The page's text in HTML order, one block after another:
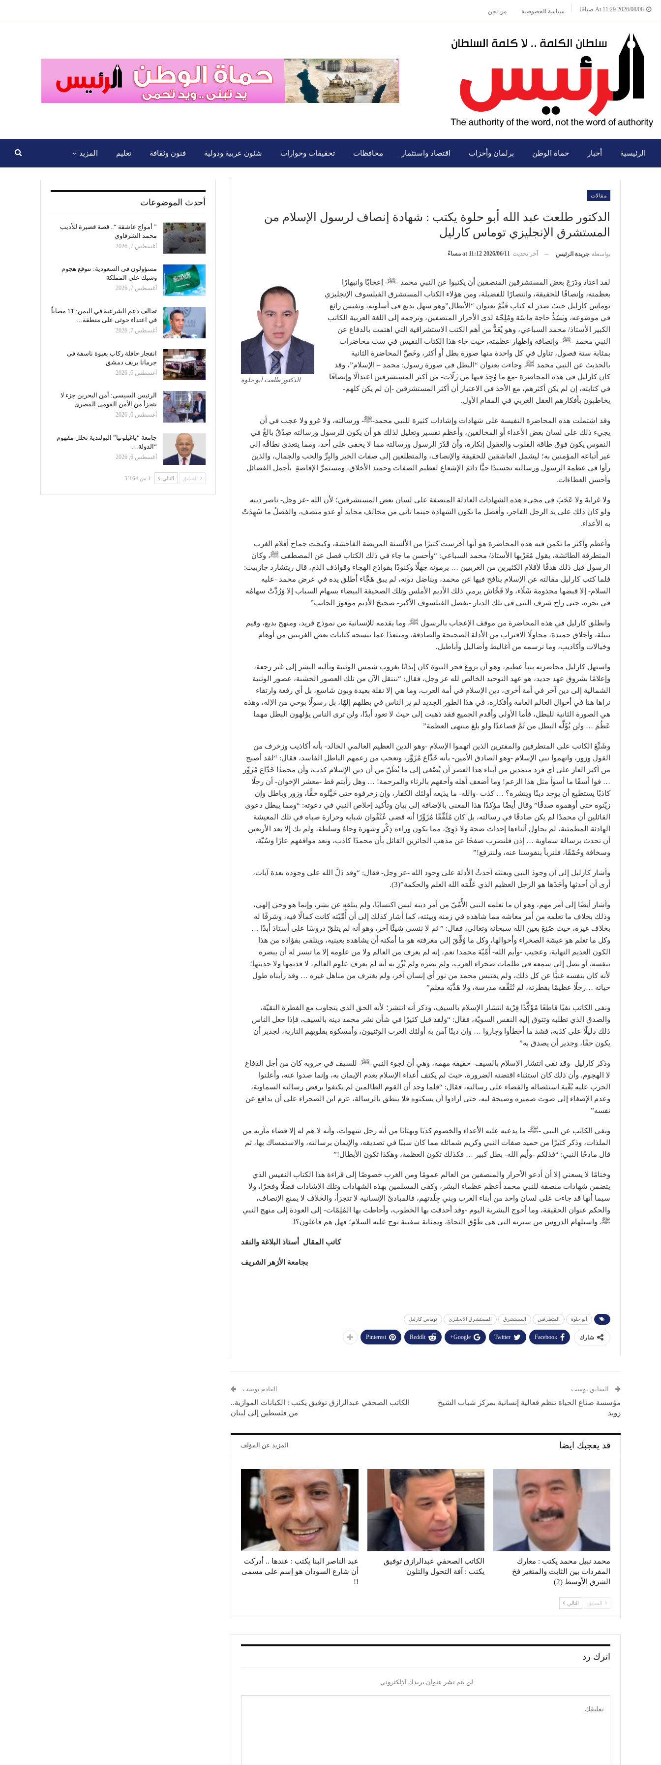
2026/08/08 At 11:29 صباحًا سياسة الخصوصية من نحن
الرئيسية أخبار حماة الوطن برلمان وأحزاب اقتصاد واستثمار محافظات تحقيقات وحوارات شئون عربية ودولية فنون وثقافة تعليم المزيد
مقالات
الدكتور طلعت عبد الله أبو حلوة يكتب : شهادة إنصاف لرسول الإسلام من
المستشرق الإنجليزي توماس كارليل
بواسطة جريدة الرئيس آخر تحديث 2026/06/11 at 11:12 مساءً
الدكتور طلعت أبو حلوة
لقد اعتاد ودَرَجَ بعض المستشرقين المنصفين أن يكتبوا عن النبي محمد -ﷺ- إعجابًا وانبهارًا
بعظمته، وإنصافًا للحقيقة، وانتصارًا للفضيلة، ومن هؤلاء الكتاب المستشرق الفيلسوف الإنجليزي
توماس كارليل حيث صدر له كتاب قَيِّمٌ بعنوان “الأبطال”وهو سهل بديع في أسلوبه، ونفيس رائع
في موضوعه، ويَسُدُّ حاجة ماسّة ومُلِحّة لدى الأحرار المنصفين، وترجمه إلى اللغة العربية الكاتب
الكبير الأستاذ/ محمد السباعي، وهو يُعَدُّ من أهم الكتب الاستشراقية التي اهتمت بالدفاع عن
النبي محمد -ﷺ- وإنصافه وإظهار عظمته، حيث جاء هذا الكتاب النفيس في ست محاضرات
بمثابة ستة فصول، تناول في كل واحدة منها صورة بطل أو أكثر، وخَصَّ المحاضرة الثانية
بالحديث عن النبي محمد ﷺ، وجاءت بعنوان “البطل في صورة رسول: محمد – الإسلام”، وقد
كان كارليل في هذه المحاضرة -مع ما وُجِدَ فيها من زَلّات- من أكثر المستشرقين اعتدالًا وإنصافًا
في كتابته، إن لم يكن أكثرهم، مع الأخذ في الاعتبار أن أكثر المستشرقين -إن لم يكن كلهم-
يخاطبون بأفكارهم العقل الغربي في المقام الأول.
وقد اشتملت هذه المحاضرة النفيسة على شهادات وإشادات كثيرة للنبي محمد-ﷺ- ورسالته، ولا غرو ولا عجب في أن
يجيء ذلك على لسان بعض الأعداء أو المخالفين، وأعظم تفسير وتعليل لذلك هو أن يكون للرسول ورسالته صِدْقٌ بالغٌ في
النفوس يكون فوق طاقة القلوب والعقول إنكاره، وأن قَدْرَ الرسول ورسالته مما لا يخفى على أحد، ومما يتعدى نطاقُه إلى
غير أتباعه المؤمنين به؛ ليشمل العاشقين للحقيقة والإنصاف، والمتطلعين إلى صفات الخير والبِرِّ والحب والجمال، والذين
رأوا في عظمة الرسول ورسالته تجسيدًا حيًّا دائمَ الإشعاعِ لعظيم الصفات وحميد الأخلاق، ومستمرَّ الإفاضةِ بأجمل الفضائل
وأحسن العطاءات.
ولا غرابةَ ولا عَجَبَ في مجيء هذه الشهادات العادلة المنصفة على لسان بعض المستشرقين؛ لأن الله -عز وجل- ناصر دينه
ولو كان ذلك على يد الرجل الفاجر، وأفضل ما تكون الشهادة حينما تأتي من مخالف محايد أو عدو منصف، والفضلُ ما شَهِدَتْ
به الأعداء.
وأعظم وأكثر ما تكمن فيه هذه المحاضرة هو أنها أخرست كثيرًا من الألسنة المريضة الفاحشة، وكبحت جماح أقلام الغرب
المتطرفة الطائشة، يقول مُعَرِّبها الأستاذ/ محمد السباعي: “وأحسن ما جاء في ذلك الكتاب فصل عن المصطفى ﷺ، وكان
الرسول قبل ذلك هدفًا لأقلام الكثيرين من الغربيين … يرمونه جهلًا وكنودًا بقواذع الهجاء وقواذف الذم، قال ريتشارد جازبيت:
فلما كتب كارليل مقالته عن الإسلام ينافح فيها عن محمد، ويناضل دونه، لم يبق هَجَّاء أطلق يده في عرض محمد -عليه
السلام- إلا قبضها مجذومة شَلّاء، ولا فَحَّاش يرمي ذلك الأديم الأملس وتلك الصحيفة البيضاء بسهام السباب إلا وَرُدَّتْ سهامُه
في نحره، حتى راح شرف النبي في تلك الديار -بفضل الفيلسوف الأكبر- صحيحَ الأديم موفورَ الجانب”
وانطلق كارليل في هذه المحاضرة من موقف الإعجاب بالرسول ﷺ، وما يقدمه للإنسانية من نموذج فريد، ومنهج بديع، وقيم
نبيلة، وأخلاق حميدة، محاولًا الاقتراب من الأدلة الصحيحة والصادقة، ومبتعدًا عما تنسجه كتابات بعض الغربيين من أوهام
وخيالات وأكاذيب، وما ترسمه من أغاليط وأضاليل وأباطيل.
واستهل كارليل محاضرته بنبأ عظيم، وهو أن بزوغ فجر النبوة كان إيذانًا بغروب شمس الوثنية وتأليه البشر إلى غير رجعة،
وإعلامًا بشروق عهد جديد، هو عهد التوحيد الخالص لله عز وجل، فقال: “ننتقل الآن من تلك العصور الخشنة، عصور الوثنية
الشمالية إلى دين آخر في أمة أخرى، دين الإسلام في أمة العرب، وما هي إلا نقلة بعيدة وبون شاسع، بل أي رفعة وارتقاء
نراها هنا في أحوال العالم العامة وأفكاره، في هذا الطور الجديد لم ير الناس في بطلهم إلهًا، بل رسولًا بوحي من الإله، وهذه
هي الصورة الثانية للبطل، فأما الأولى وأقدم الجميع فقد ذهبت إلى حيث لا تعود أبدًا، ولن ترى الناس يؤلهون البطل مهما
عَظُمَ … ولن يُؤَلَّه البطل من ثَمَّ فصاعدًا ولو بلغ منتهى العظمة”
وشَنَّعَ الكاتب على المتطرفين والمفترين الذين اتهموا الإسلام -وهو الدين العظيم العالمي الخالد- بأنه أكاذيب وزخرف من
القول وزور، واتهموا نبي الإسلام -وهو الصادق الأمين- بأنه خَدَّاع مُزَوِّر، وتعجب من زعمهم الباطل الفاسد، فقال: “لقد أصبح
من أكبر العار على أي فرد متمدين من أبناء هذا العصر أن يُصْغي إلى ما يُظَنّ من أن دين الإسلام كذب، وأن محمدًا خَدّاع مُزَوِّر
… فوا أسفًا ما أسوأ مثل هذا الزعم! وما أضعف أهله وأحقهم بالرثاء والمرحمة! … وهل رأيتم قط -معشر الإخوان- أن رجلًا
كاذبًا يستطيع أن يوجد دينًا وينشره؟ … كذب -والله- ما يذيعه أولئك الكفار، وإن زخرفوه حتى خَيَّلوه حقًّا، وزور وباطل وإن
زيّنوه حتى أوهموه صدقًا” وقال أيضًا مؤكدًا هذا المعنى بالإضافة إلى بيان وتأكيد إخلاص النبي في دعوته: “ومما يبطل دعوى
القائلين أن محمدًا لم يكن صادقًا في رسالته، بل كان مُلَفِّقًا مُزَوِّرًا أنه قضى عُنْفُوان شبابه وحرارة صباه في تلك المعيشة
الهادئة المطمئنة، لم يحاول أثناءها إحداث ضجة ولا دَوِيّ، مما يكون وراءه ذِكْر وشهرة وجاهٌ وسلطة، ولم يك إلا بعد الأربعين
أن تحدث برسالة سماوية … إذن فلنضرب صفحًا عن مذهب الجائرين القائل بأن محمدًا كاذب، ونعد مواقفهم عارًا وسُبّة،
وسخافة وحُمْقًا، فلنربأ بنفوسنا عنه، ولنترفع!”
وأشار كارليل إلى أن وجودَ النبي وبعثتَه أحدثُ الأدلة على وجود الله -عز وجل- فقال: “وقد دَلَّ الله على وجوده بعدة آيات،
أرى أن أحدثها وأجَدّها هو الرجل العظيم الذي عَلَّمَه الله العلم والحكمة”(
3).
وأشار أيضًا إلى أمر مهم، وهو أن ما تعلمه النبي الأُمِّيّ من أمر دينه ليس اكتسابًا، ولم يتلقه عن بشر، وإنما هو وحي إلهي،
وذلك بخلاف ما تعلمه من أمر معاشه مما شاهده في زمنه وبيئته، كما أشار كذلك إلى أن أُمِّيّته كانت كمالًا فيه، وشرفًا له
بخلاف غيره، حيث صُنِعَ بعين الله سبحانه وتعالى، فقال: ” ثم لا ننسى شيئًا آخر، وهو أنه لم يتلقّ دروسًا على أستاذ أبدًا …
وكل ما تعلم هو عيشة الصحراء وأحوالها، وكل ما وُفِّقَ إلى معرفته هو ما أمكنه أن يشاهده بعينيه، ويتلقى بفؤاده من هذا
الكون العديم النهاية، وعجيب -وأيم الله- أُمِّيّة محمد! نعم، إنه لم يعرف من العالم ولا من علومه إلا ما تيسر له أن يبصره
بنفسه، أو يصل إلى سمعه في ظلمات صحراء العرب، ولم يضره ولم يُزْرِ به أنه لم يعرف علوم العالم، لا قديمها ولا حديثها؛
لأنه كان بنفسه غنيًّا عن كل ذلك، ولم يقتبس محمد من نور أي إنسان آخر، ولم يغترف من مناهل غيره … وقد رأيناه طول
حياته …رجلًا عظيمًا بفطرته، لم تُثَقِّفه مدرسة، ولا هَذَّبَه معلم”
ونفى الكاتب نفيًا قاطعًا مُؤَكَّدًا فِرْية انتشار الإسلام بالسيف، وذكر أنه انتشر؛ لأنه الحق الذي يتجاوب مع الفطرة النقيّة،
والصدق الذي تطلبه وتتوق إليه النفس السويّة، فقال: “ولقد قيل كثيرًا في شأن نشر محمد دينه بالسيف، فإذا جعل الناس
ذلك دليلًا على كذبه، فشد ما أخطأوا وجاروا … وإن دينًا آمن به أولئك العرب الوثنيون، وأمسكوه بقلوبهم النارية، لجدير أن
يكون حقًا، وجدير أن يصدق به”
وذكر كارليل -وقد نفى انتشار الإسلام بالسيف- حقيقة مهمة، وهي أن لجوء النبي-ﷺ- للسيف في حروبه كان من أجل الدفاع
لا الهجوم. وأن ذلك كان استثناء اقتضته الضرورة، حيث لم يكتف أعداء الإسلام بعدم الإيمان به، وإنما صدوا عنه، وأعلنوا
الحرب عليه بُغْية استئصاله والقضاء على رسالته، فقال: “فلما وجد أن القوم الظالمين لم يكتفوا برفض رسالته السماوية،
وعدم الإصغاء إلى صوت ضميره وصيحة لبه، حتى أرادوا أن يسكتوه فلا ينطق بالرسالة، عزم ابن الصحراء على أن يدافع عن
نفسه”
ونفي الكاتب عن النبي -ﷺ- ما يدعيه عليه الأعداء والخصوم كذبًا وبهتانًا من أنه رجل شهوات، وأنه لا هم له إلا قضاء مآربه من
الملذات، وذكر كثيرًا من حميد صفات النبي وكريم شمائله مما كان سببًا في تصديقه، والإيمان برسالته، والاستمساك بها، ثم
قال مادحًا النبي: “فذلكم -وأيم الله- بطل كبير … فكذلك تكون العظمة، وهكذا تكون الأبطال!”
وختامًا لا يسعني إلا أن أدعو الأحرار والمنصفين من العالم عمومًا ومن الغرب خصوصًا إلى قراءة هذا الكتاب النفيس الذي
يتضمن شهادات منصفة للنبي محمد أعظم عظماء البشر، وكفى المسلمين بهذه الشهادات وتلك الإشادات فضلًا وفخرًا، ولا
سيما أنها قد جاءت على لسان واحد من أبناء الغرب وبني جِلْدتهم، فالمبادئ الإنسانية لا تتجزأ، والخلاف لا يمنع الإنصاف،
والحكم عنوان الحقيقة، وما أحوج البشرية اليوم -وقد أحدقت بها الخطوب، وأحاطت بها المُلِمّات- إلى العودة إلى منهج النبي
ﷺ، واستلهام الدروس من سيرته التي هي طَوْق النجاة، وبمثابة سفينة نوح عليه السلام؛ فهل هم فاعلون؟!
كاتب المقال أستاذ البلاغة والنقد
بجامعة الأزهر الشريف
أبو حلوة المتطرفين المستشرق المستشرق الانجليزي توماس كارليل
شارك Facebook
Twitter
Google+
ReddIt
Pinterest
السابق بوست
مؤسسة صناع الحياة تنظم فعالية إنسانية بمركز شباب الشيخ
زويد
القادم بوست
الكاتب الصحفي عبدالرازق‭ ‬توفيق يكتب : الكيانات‭ ‬الموازية‭..
‬من‭ ‬فلسطين‭ ‬إلى‭ ‬لبنان
قد يعجبك ايضا المزيد عن المؤلف
محمد نبيل محمد يكتب : معارك
المفردات بين الثابت والمتغير فخ
الشرق الأوسط (2)
الكاتب الصحفي عبدالرازق توفيق
يكتب : آفة التحول والتلون
عبد الناصر البنا يكتب : عندها .. أدركت
أن شارع السودان هو إسم على مسمى
!!
السابق التالي
اترك رد
لن يتم نشر عنوان بريدك الإلكتروني.
أحدث الموضوعات
” أمواج عاشقة “.. قصة قصيرة للأديب
محمد الشرقاوي
أغسطس 7, 2026
مسؤولون فى السعودية: نتوقع هجوم
وشيك على المملكة
أغسطس 7, 2026
تحالف دعم الشرعية في اليمن: 11 مصاباً
في اعتداء حوثى على منطقة…
أغسطس 7, 2026
انفجار حافلة ركاب بعبوة ناسفة فى
جرمانا بريف دمشق
أغسطس 6, 2026
الرئيس السيسى: أمن البحرين جزء لا
يتجزأ من الأمن القومى المصرى
أغسطس 6, 2026
جامعة “ياغيلونيا” البولندية تحلل مفهوم
“الدولة…
أغسطس 6, 2026
السابق التالي 1 من 3٬164